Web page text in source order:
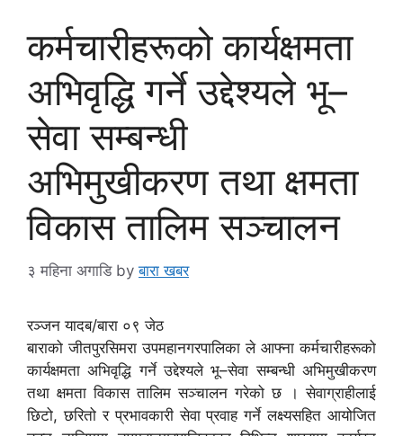
कर्मचारीहरूको कार्यक्षमता
अभिवृद्धि गर्ने उद्देश्यले भू–
सेवा सम्बन्धी
अभिमुखीकरण तथा क्षमता
विकास तालिम सञ्चालन
३ महिना अगाडि byबारा खबर
रञ्जन यादब/बारा ०९ जेठ
बाराको जीतपुरसिमरा उपमहानगरपालिका ले आफ्ना कर्मचारीहरूको
कार्यक्षमता अभिवृद्धि गर्ने उद्देश्यले भू–सेवा सम्बन्धी अभिमुखीकरण
तथा क्षमता विकास तालिम सञ्चालन गरेको छ । सेवाग्राहीलाई
छिटो, छरितो र प्रभावकारी सेवा प्रवाह गर्ने लक्ष्यसहित आयोजित